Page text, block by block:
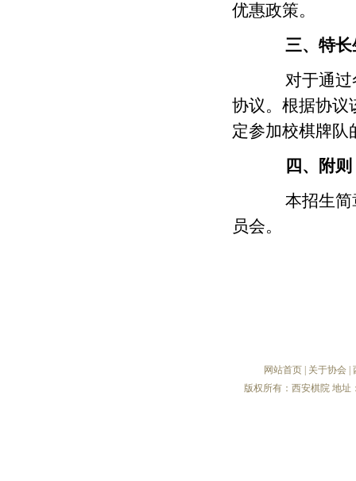
优惠政策。
三、特
对于通过冬
协议。根据协议
定参加校棋牌队
四、附则
本招生简章
员会。
网站首页 关于协会
版权所有：西安棋院 地址